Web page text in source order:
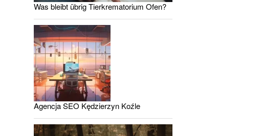
Was bleibt übrig Tierkrematorium Ofen?
Agencja SEO Kędzierzyn Koźle